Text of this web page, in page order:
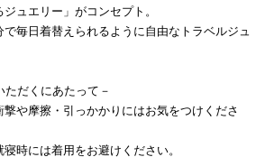
ュエリー」がコンセプト。
毎日着替えられるように自由なトラベルジュ
ただくにあたって－
撃や摩擦・引っかかりにはお気をつけくださ
時には着用をお避けください。